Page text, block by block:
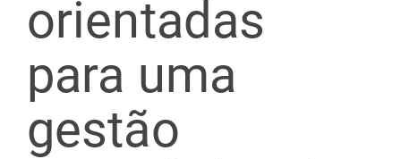
orientadas
para uma
gestão